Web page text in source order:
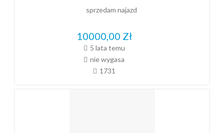
sprzedam najazd
10000,00 Zł
5 lata temu
nie wygasa
1731